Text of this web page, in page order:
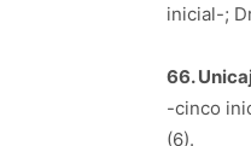
inicial-;
66.
-cinco
(6).